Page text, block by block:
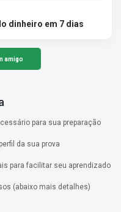
dinheiro em 7 dias
amigo
para sua preparação
da sua prova
para facilitar seu aprendizado
(abaixo mais detalhes)